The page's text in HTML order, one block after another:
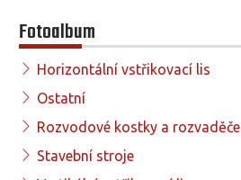
Fotoalbum
Horizontální vstřikovací lis
Ostatní
Rozvodové kostky a rozvaděče
Stavební stroje